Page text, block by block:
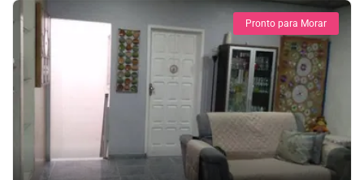
Pronto para Morar